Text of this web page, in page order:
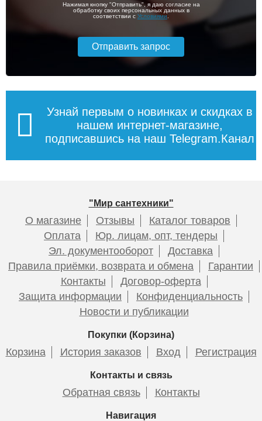
Нажимая кнопку "Отправить", я даю согласие на
обработку своих персональных данных в
соответствии с Условиями
Узнай первым о новинках и скидках в
нашем интернет-магазине,
подписавшись на наш Telegram.Канал
"Мир сантехники"
О магазине Отзывы
Каталог товаров
Оплата
Юр. лицам, опт, тендеры
Эл. документооборот
Доставка
Правила приёмки, возврата и обмена
Гарантии
Контакты
Договор-оферта
Защита информации
Конфиденциальность
Новости и публикации
Покупки (Корзина)
Корзина История заказов Вход Регистрация
Контакты и связь
Обратная связь Контакты
Навигация